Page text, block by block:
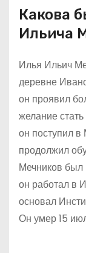
Какова
Ильича
Илья Ильич
деревне
он проявил
желание
он поступил в
продолжил
Мечников был
он работал в
основал
Он умер 15